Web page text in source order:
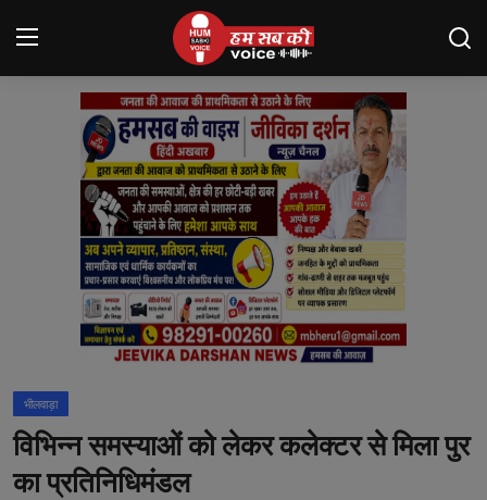
Login Register
About us
शाहपुरा
मनोरंजन
भीलवाड़ा
विभिन्न समस्याओं को लेकर कलेक्टर से मिला पुर
का प्रतिनिधिमंडल